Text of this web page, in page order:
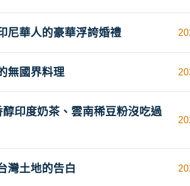
尼華人的豪華浮誇婚禮
無國界料理
印度奶茶、雲南稀豆粉沒吃過
灣土地的告白